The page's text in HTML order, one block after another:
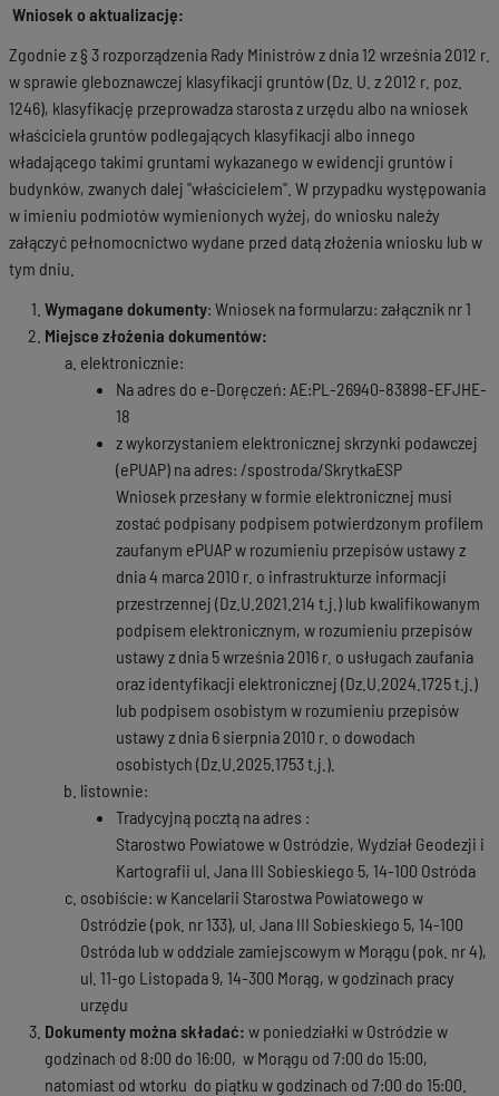
Wniosek o aktualizację:
Zgodnie z § 3 rozporządzenia Rady Ministrów z dnia 12 września 2012 r.
w sprawie gleboznawczej klasyfikacji gruntów (Dz. U. z 2012 r. poz.
1246), klasyfikację przeprowadza starosta z urzędu albo na wniosek
właściciela gruntów podlegających klasyfikacji albo innego
władającego takimi gruntami wykazanego w ewidencji gruntów i
budynków, zwanych dalej "właścicielem". W przypadku występowania
w imieniu podmiotów wymienionych wyżej, do wniosku należy
załączyć pełnomocnictwo wydane przed datą złożenia wniosku lub w
tym dniu.
Wymagane dokumenty: Wniosek na formularzu: załącznik nr 1
Miejsce złożenia dokumentów:
elektronicznie:
Na adres do e-Doręczeń: AE:PL-26940-83898-EFJHE-
18
z wykorzystaniem elektronicznej skrzynki podawczej
(ePUAP) na adres: /spostroda/SkrytkaESP
Wniosek przesłany w formie elektronicznej musi
zostać podpisany podpisem potwierdzonym profilem
zaufanym ePUAP w rozumieniu przepisów ustawy z
dnia 4 marca 2010 r. o infrastrukturze informacji
przestrzennej (Dz.U.2021.214 t.j.) lub kwalifikowanym
podpisem elektronicznym, w rozumieniu przepisów
ustawy z dnia 5 września 2016 r. o usługach zaufania
oraz identyfikacji elektronicznej (Dz.U.2024.1725 t.j.)
lub podpisem osobistym w rozumieniu przepisów
ustawy z dnia 6 sierpnia 2010 r. o dowodach
osobistych (Dz.U.2025.1753 t.j.).
listownie:
Tradycyjną pocztą na adres :
Starostwo Powiatowe w Ostródzie, Wydział Geodezji i
Kartografii ul. Jana III Sobieskiego 5, 14-100 Ostróda
osobiście: w Kancelarii Starostwa Powiatowego w
Ostródzie (pok. nr 133), ul. Jana III Sobieskiego 5, 14-100
Ostróda lub w oddziale zamiejscowym w Morągu (pok. nr 4),
ul. 11-go Listopada 9, 14-300 Morąg, w godzinach pracy
urzędu
Dokumenty można składać: w poniedziałki w Ostródzie w
godzinach od 8:00 do 16:00, w Morągu od 7:00 do 15:00,
natomiast od wtorku do piątku w godzinach od 7:00 do 15:00.